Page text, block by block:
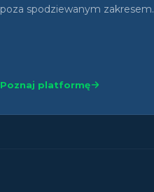
poza spodziewanym zakresem.
Poznaj platformę